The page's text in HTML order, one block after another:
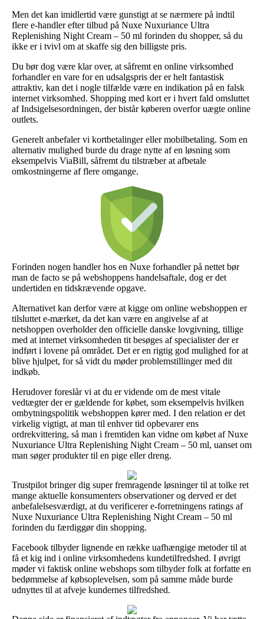
Men det kan imidlertid være gunstigt at se nærmere på indtil
flere e-handler efter tilbud på Nuxe Nuxuriance Ultra
Replenishing Night Cream – 50 ml forinden du shopper, så du
ikke er i tvivl om at skaffe sig den billigste pris.
Du bør dog være klar over, at såfremt en online virksomhed
forhandler en vare for en udsalgspris der er helt fantastisk
attraktiv, kan det i nogle tilfælde være en indikation på en falsk
internet virksomhed. Shopping med kort er i hvert fald omsluttet
af Indsigelsesordningen, der bistår køberen overfor uægte online
outlets.
Generelt anbefaler vi kortbetalinger eller mobilbetaling. Som en
alternativ mulighed burde du drage nytte af en løsning som
eksempelvis ViaBill, såfremt du tilstræber at afbetale
omkostningerne af flere omgange.
Forinden nogen handler hos en Nuxe forhandler på nettet bør
man de facto se på webshoppens handelsaftale, dog er det
undertiden en tidskrævende opgave.
Alternativet kan derfor være at kigge om online webshoppen er
tilsluttet e-mærket, da det kan være en angivelse af at
netshoppen overholder den officielle danske lovgivning, tillige
med at internet virksomheden tit besøges af specialister der er
indført i lovene på området. Det er en rigtig god mulighed for at
blive hjulpet, for så vidt du møder problemstillinger med dit
indkøb.
Herudover foreslår vi at du er vidende om de mest vitale
vedtægter der er gældende for købet, som eksempelvis hvilken
ombytningspolitik webshoppen kører med. I den relation er det
virkelig vigtigt, at man til enhver tid opbevarer ens
ordrekvittering, så man i fremtiden kan vidne om købet af Nuxe
Nuxuriance Ultra Replenishing Night Cream – 50 ml, uanset om
man søger produkter til en pige eller dreng.
Trustpilot bringer dig super fremragende løsninger til at tolke ret
mange aktuelle konsumenters observationer og derved er det
anbefalelsesværdigt, at du verificerer e-forretningens ratings af
Nuxe Nuxuriance Ultra Replenishing Night Cream – 50 ml
forinden du færdiggør din shopping.
Facebook tilbyder lignende en række uafhængige metoder til at
få et kig ind i online virksomhedens kundetilfredshed. I øvrigt
møder vi faktisk online webshops som tilbyder folk at forfatte en
bedømmelse af købsoplevelsen, som på samme måde burde
udnyttes til at afveje kundernes tilfredshed.